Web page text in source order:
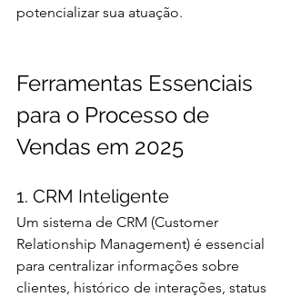
potencializar sua atuação.
Ferramentas Essenciais
para o Processo de
Vendas em 2025
1. CRM Inteligente
Um sistema de CRM (Customer
Relationship Management) é essencial
para centralizar informações sobre
clientes, histórico de interações, status